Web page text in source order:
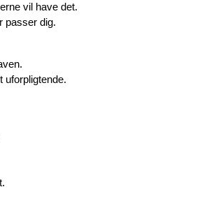
vil have det.
passer dig.
uforpligtende.